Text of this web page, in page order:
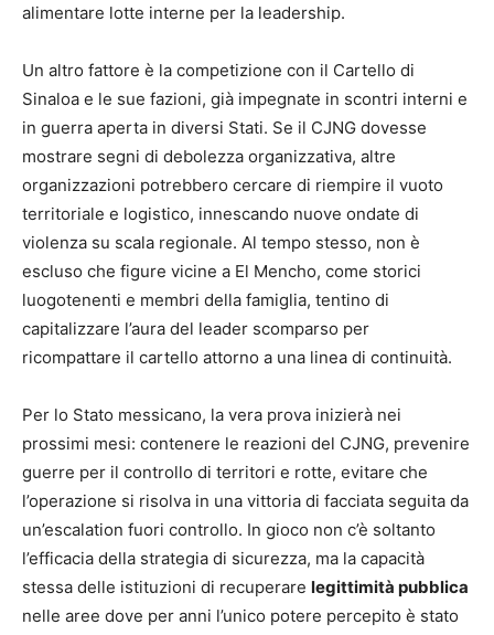
alimentare lotte interne per la leadership.
Un altro fattore è la competizione con il Cartello di
Sinaloa e le sue fazioni, già impegnate in scontri interni e
in guerra aperta in diversi Stati. Se il CJNG dovesse
mostrare segni di debolezza organizzativa, altre
organizzazioni potrebbero cercare di riempire il vuoto
territoriale e logistico, innescando nuove ondate di
violenza su scala regionale. Al tempo stesso, non è
escluso che figure vicine a El Mencho, come storici
luogotenenti e membri della famiglia, tentino di
capitalizzare l’aura del leader scomparso per
ricompattare il cartello attorno a una linea di continuità.
Per lo Stato messicano, la vera prova inizierà nei
prossimi mesi: contenere le reazioni del CJNG, prevenire
guerre per il controllo di territori e rotte, evitare che
l’operazione si risolva in una vittoria di facciata seguita da
un’escalation fuori controllo. In gioco non c’è soltanto
l’efficacia della strategia di sicurezza, ma la capacità
stessa delle istituzioni di recuperare legittimità pubblica
nelle aree dove per anni l’unico potere percepito è stato